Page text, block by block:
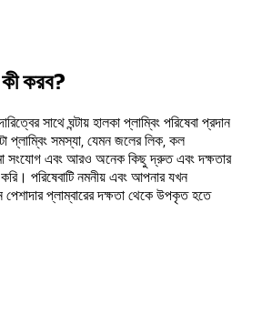
করব?
সাথে ঘন্টায় হালকা প্লাম্বিং পরিষেবা প্রদান
সমস্যা, যেমন জলের লিক, কল
সংযোগ এবং আরও অনেক কিছু দ্রুত এবং দক্ষতার
পরিষেবাটি নমনীয় এবং আপনার যখন
প্লাম্বারের দক্ষতা থেকে উপকৃত হতে